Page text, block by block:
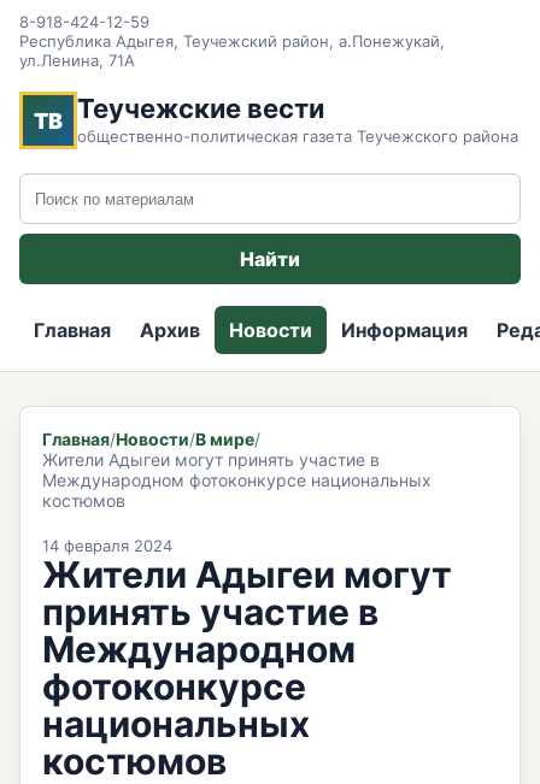
8-918-424-12-59
Республика Адыгея, Теучежский район, а.Понежукай,
ул.Ленина, 71А
ТВ Теучежские вести
общественно-политическая газета Теучежского района
Поиск по сайту
Найти
Главная Архив Новости Информация
Главная/Новости/В мире/
Жители Адыгеи могут принять участие в
Международном фотоконкурсе национальных
костюмов
14 февраля 2024
Жители Адыгеи могут
принять участие в
Международном
фотоконкурсе
национальных
костюмов